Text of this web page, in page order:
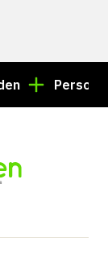
Persoonlijk